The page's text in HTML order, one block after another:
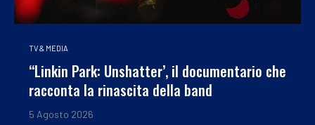
TV & MEDIA
“Linkin Park: Unshatter’, il documentario che
racconta la rinascita della band
5 Agosto 2026